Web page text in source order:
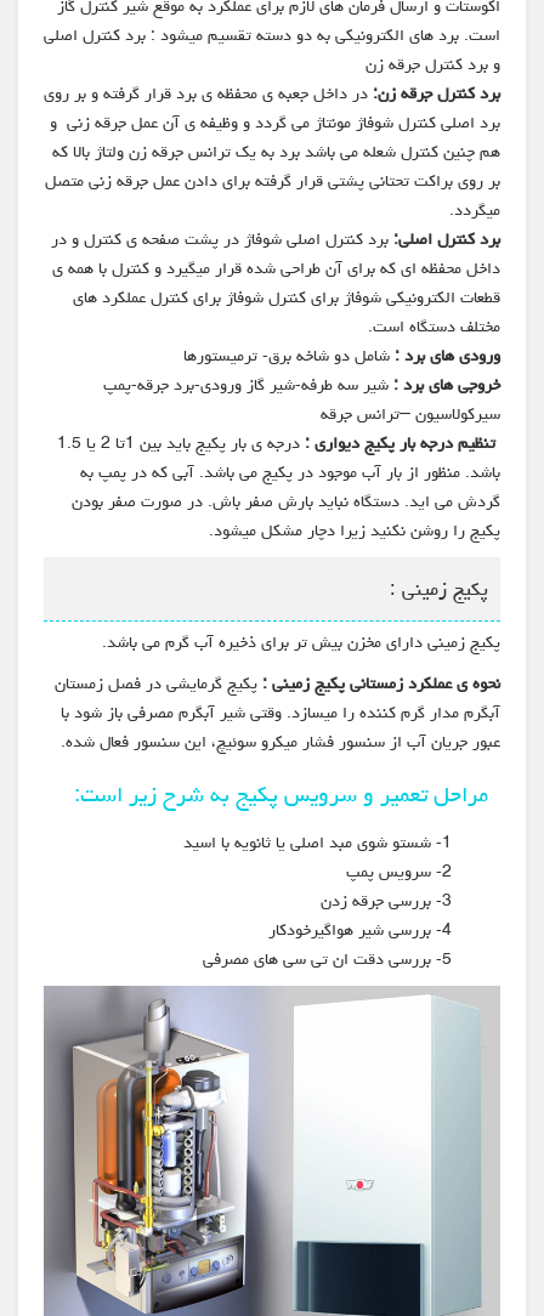
اکوستات و ارسال فرمان های لازم برای عملکرد به موقع شیر کنترل گاز
است. برد های الکترونیکی به دو دسته تقسیم میشود : برد کنترل اصلی
و برد کنترل جرقه زن
برد کنترل جرقه زن:در داخل جعبه ی محفظه ی برد قرار گرفته و بر روی
برد اصلی کنترل شوفاژ مونتاژ می گردد و وظیفه ی آن عمل جرقه زنی و
هم چنین کنترل شعله می باشد برد به یک ترانس جرقه زن ولتاژ بالا که
بر روی براکت تحتانی پشتی قرار گرفته برای دادن عمل جرقه زنی متصل
میگردد.
برد کنترل اصلی:برد کنترل اصلی شوفاژ در پشت صفحه ی کنترل و در
داخل محفظه ای که برای آن طراحی شده قرار میگیرد و کنترل با همه ی
قطعات الکترونیکی شوفاژ برای کنترل شوفاژ برای کنترل عملکرد های
مختلف دستگاه است.
ورودی های برد :شامل دو شاخه برق- ترمیستورها
خروجی های برد :شیر سه طرفه-شیر گاز ورودی-برد جرقه-پمپ
سیرکولاسیون –ترانس جرقه
تنظیم درجه بار پکیج دیواری :
درجه ی بار پکیج باید بین 1تا 2 یا 1.5
باشد. منظور از بار آب موجود در پکیج می باشد. آبی که در پمپ به
گردش می اید. دستگاه نباید بارش صفر باش. در صورت صفر بودن
پکیج را روشن نکنید زیرا دچار مشکل میشود.
پکیج زمینی :
پکیج زمینی دارای مخزن بیش تر برای ذخیره آب گرم می باشد.
نحوه ی عملکرد زمستانی پکیج زمینی :پکیج گرمایشی در فصل زمستان
آبگرم مدار گرم کننده را میسازد. وقتی شیر آبگرم مصرفی باز شود با
عبور جریان آب از سنسور فشار میکرو سوئیچ، این سنسور فعال شده.
مراحل تعمیر و سرویس پکیج به شرح زیر است:
1- شستو شوی مبد اصلی یا ثانویه با اسید
2- سرویس پمپ
3- بررسی جرقه زدن
4- بررسی شیر هواگیرخودکار
5- بررسی دقت ان تی سی های مصرفی